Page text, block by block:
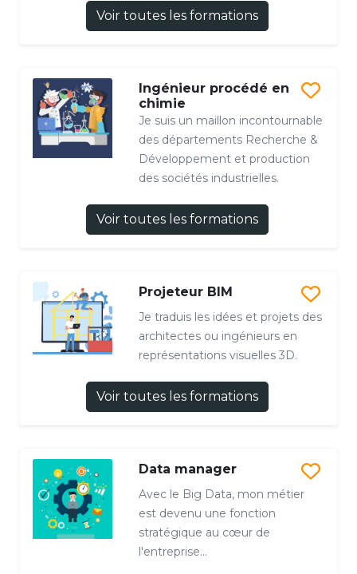
Voir toutes les formations
Ingénieur procédé en
chimie
Je suis un maillon incontournable
des départements Recherche &
Développement et production
des sociétés industrielles.
Voir toutes les formations
Projeteur BIM
Je traduis les idées et projets des
architectes ou ingénieurs en
représentations visuelles 3D.
Voir toutes les formations
Data manager
Avec le Big Data, mon métier
est devenu une fonction
stratégique au cœur de
l'entreprise...